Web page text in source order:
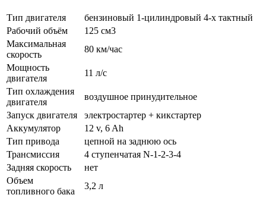
Тип двигателя
бензиновый 1-цилиндровый 4-х тактный
Рабочий объём
125 см3
Максимальная
скорость
80 км/час
Мощность
двигателя
11 л/с
Тип охлаждения
двигателя
воздушное принудительное
Запуск двигателя
электростартер + кикстартер
Аккумулятор
12 v, 6 Ah
Тип привода
цепной на заднюю ось
Трансмиссия
4 ступенчатая N-1-2-3-4
Задняя скорость
нет
Объем
топливного бака
3,2 л